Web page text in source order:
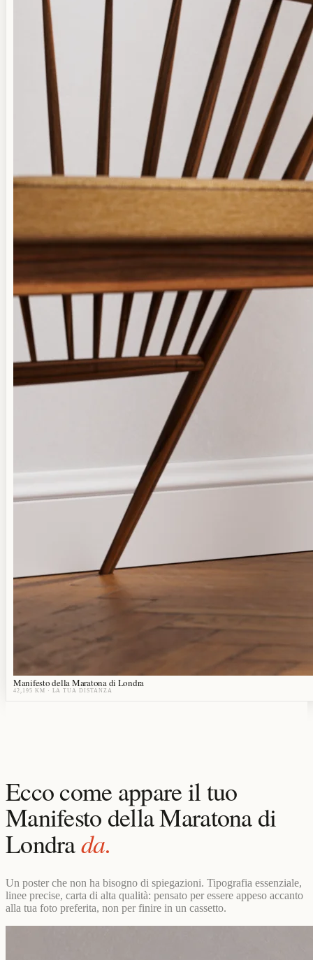
Manifesto della Maratona di Londra
42,195 KM · LA TUA DISTANZA
Ecco come appare il tuo
Manifesto della Maratona di
Londrada.
Un poster che non ha bisogno di spiegazioni. Tipografia essenziale,
linee precise, carta di alta qualità: pensato per essere appeso accanto
alla tua foto preferita, non per finire in un cassetto.